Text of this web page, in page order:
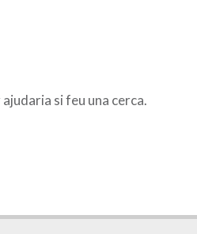
si feu una cerca.